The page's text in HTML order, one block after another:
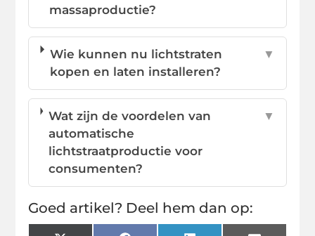
massaproductie?
Wie kunnen nu lichtstraten
kopen en laten installeren?
▼
Wat zijn de voordelen van
automatische
lichtstraatproductie voor
consumenten?
▼
Goed artikel? Deel hem dan op: